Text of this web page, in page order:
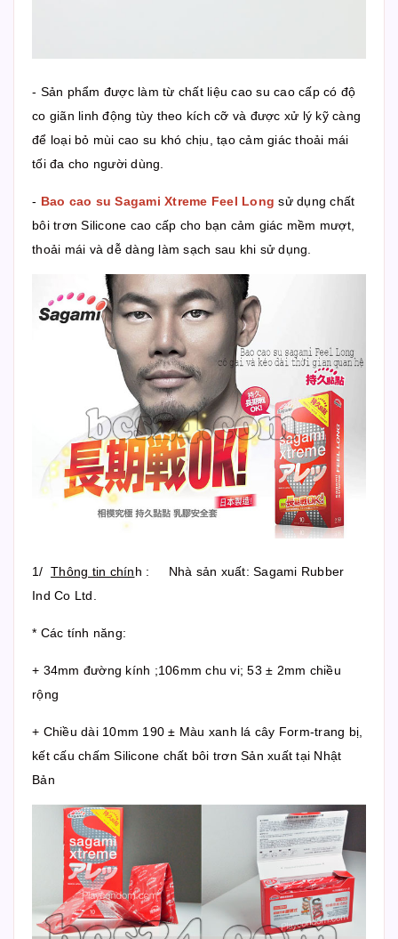
- Sản phẩm được làm từ chất liệu cao su cao cấp có độ
co giãn linh động tùy theo kích cỡ và được xử lý kỹ càng
để loại bỏ mùi cao su khó chịu, tạo cảm giác thoải mái
tối đa cho người dùng.
- Bao cao su Sagami Xtreme Feel Long sử dụng chất
bôi trơn Silicone cao cấp cho bạn cảm giác mềm mượt,
thoải mái và dễ dàng làm sạch sau khi sử dụng.
1/ Thông tin chính : Nhà sản xuất: Sagami Rubber
Ind Co Ltd.
* Các tính năng:
+ 34mm đường kính ;106mm chu vi; 53 ± 2mm chiều
rộng
+ Chiều dài 10mm 190 ± Màu xanh lá cây Form-trang bị,
kết cấu chấm Silicone chất bôi trơn Sản xuất tại Nhật
Bản